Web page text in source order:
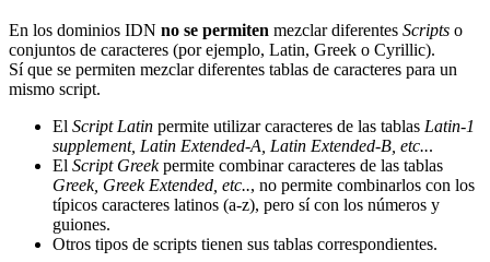
En los dominios IDN no se permiten mezclar diferentes Scripts o
conjuntos de caracteres (por ejemplo, Latin, Greek o Cyrillic).
Sí que se permiten mezclar diferentes tablas de caracteres para un
mismo script.
El Script Latin permite utilizar caracteres de las tablas Latin-1
supplement, Latin Extended-A, Latin Extended-B, etc...
El Script Greekpermite combinar caracteres de las tablas
Greek, Greek Extended, etc.., no permite combinarlos con los
típicos caracteres latinos (a-z), pero sí con los números y
guiones.
Otros tipos de scripts tienen sus tablas correspondientes.